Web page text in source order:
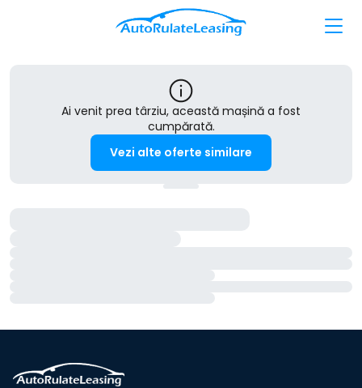
Ai venit prea târziu, această mașină a fost
cumpărată.
Vezi alte oferte similare